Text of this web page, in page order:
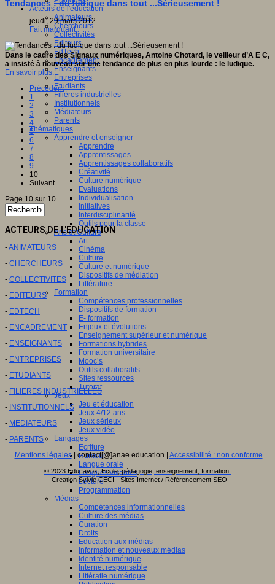
Acteurs de l'éducation
Animateurs
Chercheurs
Collectivités
Editeurs
EdTech
Encadrement
Enseignants
Entreprises
Etudiants
Filières industrielles
Institutionnels
Médiateurs
Parents
Thématiques
Apprendre et enseigner
Apprendre
Apprentissages
Apprentissages collaboratifs
Créativité
Culture numérique
Evaluations
Individualisation
Initiatives
Interdisciplinarité
Outils pour la classe
Arts et Culture
Art
Cinéma
Culture
Culture et numérique
Dispositifs de médiation
Littérature
Formation
Compétences professionnelles
Dispositifs de formation
E- formation
Enjeux et évolutions
Enseignement supérieur et numérique
Formations hybrides
Formation universitaire
Mooc’s
Outils collaboratifs
Sites ressources
Tutorat
Jeux
Jeu et éducation
Jeux 4/12 ans
Jeux sérieux
Jeux vidéo
Langages
Ecriture
Humour
Langue orale
Langues vivantes
Lecture
Programmation
Médias
Compétences informationnelles
Culture des médias
Curation
Droits
Education aux médias
Information et nouveaux médias
Identité numérique
Internet responsable
Littératie numérique
Tendances : du ludique dans tout ...Sérieusement !
jeudi, 29 mars 2012
Fait marquant
Dans le cadre des Signaux numériques, Antoine Chotard, le veilleur d’A E C,
a insisté à nouveau sur une tendance de plus en plus lourde : le ludique.
En savoir plus...
Précédent
1
2
3
4
5
6
7
8
9
10
Suivant
Page 10 sur 10
ACTEURS DE L'EDUCATION
-ANIMATEURS
- CHERCHEURS
- COLLECTIVITES
- EDITEURS
- EDTECH
- ENCADREMENT
- ENSEIGNANTS
- ENTREPRISES
- ETUDIANTS
- FILIERES INDUSTRIELLES
- INSTITUTIONNELS
- MEDIATEURS
- PARENTS
Mentions légales| contact[@]anae.education | Accessibilité : non conforme
© 2023 Educavox, Ecole, pédagogie, enseignement, formation
Creation Sylvie CECI - Sites Internet / Référencement SEO